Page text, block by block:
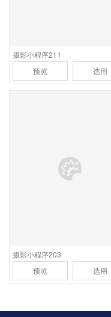
摄影小程序211
预览
选用
首页支持视频全屏自动播
放，功能含作品预览，品
牌介绍，联系方式，预约
摄影小程序203
预览
选用